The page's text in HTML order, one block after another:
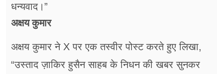
धन्यवाद।”
अक्षय कुमार
अक्षय कुमार ने X पर एक तस्वीर पोस्ट करते हुए लिखा,
“उस्ताद ज़ाकिर हुसैन साहब के निधन की खबर सुनकर